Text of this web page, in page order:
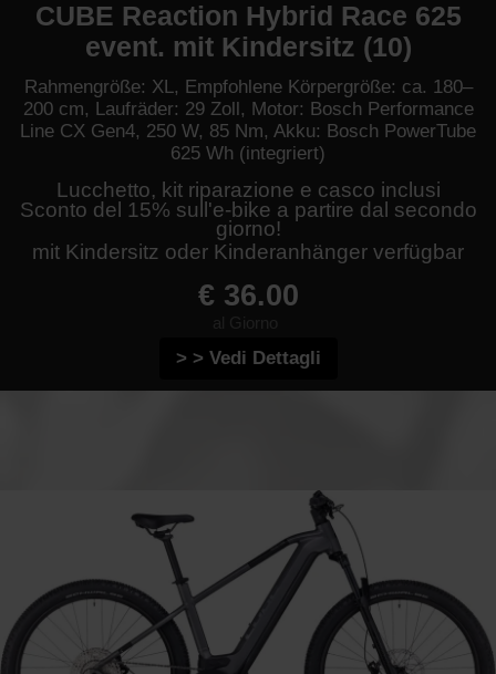
CUBE Reaction Hybrid Race 625
event. mit Kindersitz (10)
Rahmengröße: XL, Empfohlene Körpergröße: ca. 180–
200 cm, Laufräder: 29 Zoll, Motor: Bosch Performance
Line CX Gen4, 250 W, 85 Nm, Akku: Bosch PowerTube
625 Wh (integriert)
Lucchetto, kit riparazione e casco inclusi
Sconto del 15% sull'e-bike a partire dal secondo
giorno!
mit Kindersitz oder Kinderanhänger verfügbar
€ 36.00
> > Vedi Dettagli